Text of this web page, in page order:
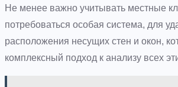
Не менее важно учитывать местные
потребоваться особая система, для
расположения несущих стен и окон,
комплексный подход к анализу всех